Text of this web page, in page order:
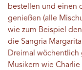
bestellen und einen
genießen (alle
wie zum Beispiel
die Sangria
Dreimal wöchentlich
Musikern wie Charlie